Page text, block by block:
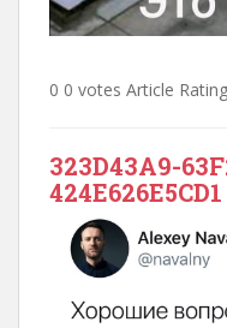
0 0 votes Article Rating
323D43A9-
424E626E5CD1